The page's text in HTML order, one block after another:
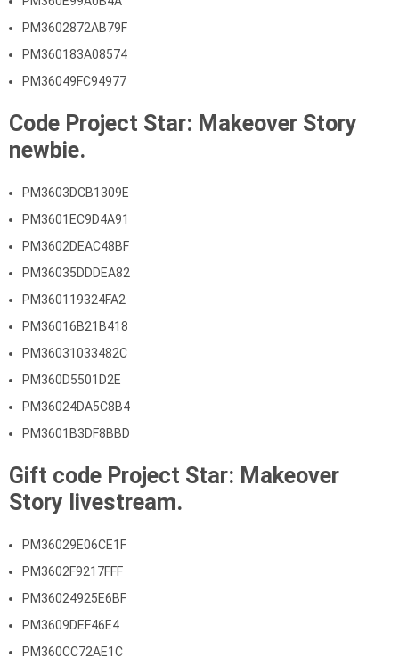
PM3602872AB79F
PM360183A08574
PM36049FC94977
Code Project Star: Makeover Story
newbie.
PM3603DCB1309E
PM3601EC9D4A91
PM3602DEAC48BF
PM36035DDDEA82
PM360119324FA2
PM36016B21B418
PM36031033482C
PM360D5501D2E
PM36024DA5C8B4
PM3601B3DF8BBD
Gift code Project Star: Makeover
Story livestream.
PM36029E06CE1F
PM3602F9217FFF
PM36024925E6BF
PM3609DEF46E4
PM360CC72AE1C